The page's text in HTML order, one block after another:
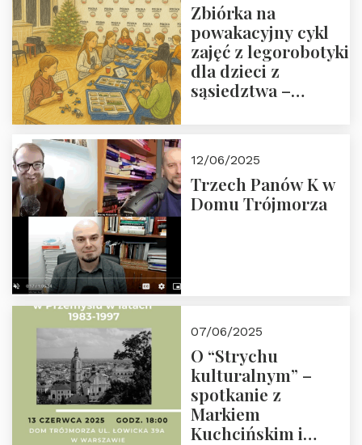
Zbiórka na
powakacyjny cykl
zajęć z legorobotyki
dla dzieci z
sąsiedztwa –
Fundacji
12/06/2025
Trzech Panów K w
Domu Trójmorza
07/06/2025
O “Strychu
kulturalnym” –
spotkanie z
Markiem
Kuchcińskim i